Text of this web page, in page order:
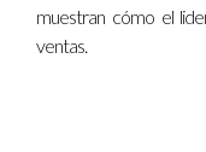
muestran cómo el
ventas.